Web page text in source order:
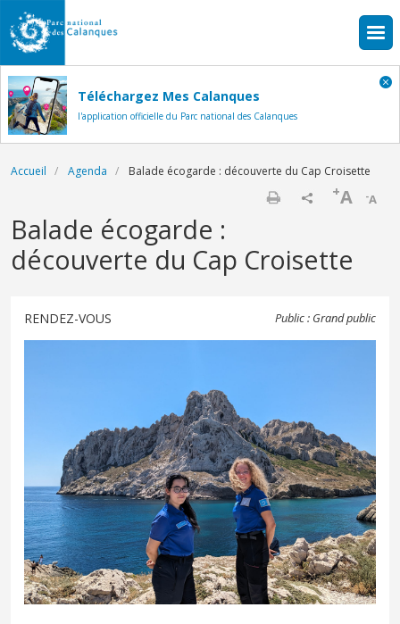
Aller au contenu principal
Téléchargez Mes Calanques
l'application officielle du Parc national des Calanques
Fil d'Ariane
Accueil Agenda Balade écogarde : découverte du Cap Croisette
-A
+A
Balade écogarde :
découverte du Cap Croisette
RENDEZ-VOUS Public : Grand public